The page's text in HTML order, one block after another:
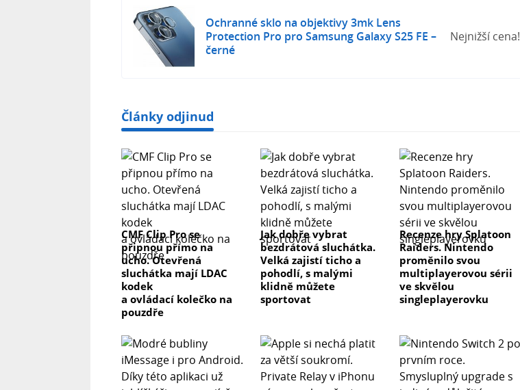
Ochranné sklo na objektivy 3mk Lens
Protection Pro pro Samsung Galaxy S25 FE –
černé
Nejnižší cena!
Články odjinud
CMF Clip Pro se
připnou přímo na
ucho. Otevřená
sluchátka mají LDAC
kodek
a ovládací kolečko na
pouzdře
Jak dobře vybrat
bezdrátová sluchátka.
Velká zajistí ticho a
pohodlí, s malými
klidně můžete
sportovat
Recenze hry Splatoon
Raiders. Nintendo
proměnilo svou
multiplayerovou sérii
ve skvělou
singleplayerovku